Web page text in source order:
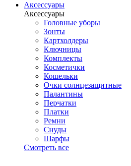
Аксессуары
Аксессуары
Головные уборы
Зонты
Картхолдеры
Ключницы
Комплекты
Косметички
Кошельки
Очки солнцезащитные
Палантины
Перчатки
Платки
Ремни
Снуды
Шарфы
Смотреть все